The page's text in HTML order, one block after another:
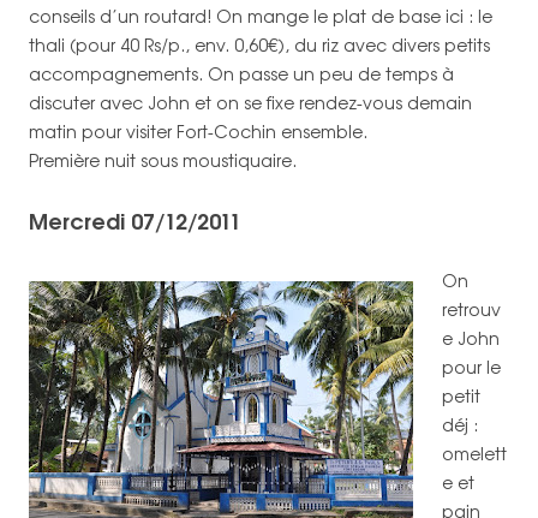
conseils d’un routard! On mange le plat de base ici : le
thali (pour 40 Rs/p., env. 0,60€), du riz avec divers petits
accompagnements. On passe un peu de temps à
discuter avec John et on se fixe rendez-vous demain
matin pour visiter Fort-Cochin ensemble.
Première nuit sous moustiquaire.
Mercredi 07/12/2011
On
retrouv
e John
pour le
petit
déj :
omelett
e et
pain